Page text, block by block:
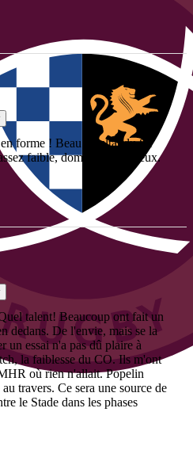
forme ! Beau résultat du ST
faible, dommage pour eux.
talent! Beaucoup ont fait un
dedans. De l'envie, mais se la
un essai n'a pas dû plaire à
la faiblesse du CO. Ils m'ont
où rien n'allait. Popelin
travers. Ce sera une source de
le Stade dans les phases